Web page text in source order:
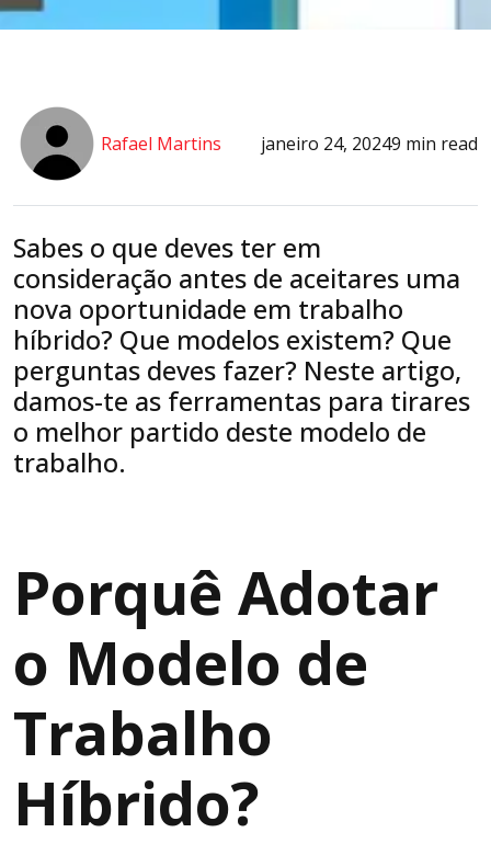
Rafael Martins janeiro 24, 20249 min read
Sabes o que deves ter em
consideração antes de aceitares uma
nova oportunidade em trabalho
híbrido? Que modelos existem? Que
perguntas deves fazer? Neste artigo,
damos-te as ferramentas para tirares
o melhor partido deste modelo de
trabalho.
Porquê Adotar
o Modelo de
Trabalho
Híbrido?